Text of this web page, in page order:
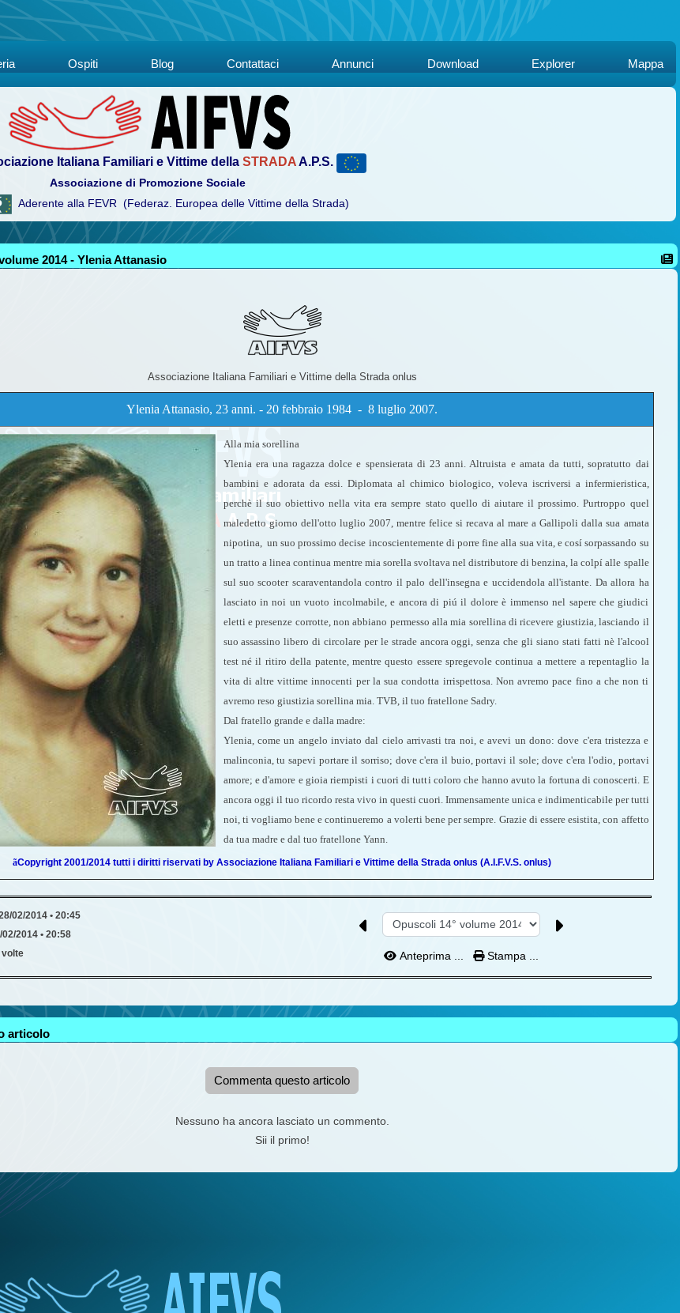
Ospiti Blog Contattaci Annunci Download Explorer Mappa
Italiana Familiari e Vittime della STRADAA.P.S.
Associazione di Promozione Sociale
Aderente alla FEVR (Federaz. Europea delle Vittime della Strada)
2014 - Ylenia Attanasio
Associazione Italiana Familiari e Vittime della Strada onlus
Ylenia Attanasio, 23 anni. - 20 febbraio 1984 - 8 luglio 2007.
Alla mia sorellina
Ylenia era una ragazza dolce e spensierata di 23 anni. Altruista e amata da tutti, sopratutto dai
bambini e adorata da essi. Diplomata al chimico biologico, voleva iscriversi a infermieristica,
perchè il suo obiettivo nella vita era sempre stato quello di aiutare il prossimo. Purtroppo quel
maledetto giorno dell'otto luglio 2007, mentre felice si recava al mare a Gallipoli dalla sua amata
nipotina, un suo prossimo decise incoscientemente di porre fine alla sua vita, e cosí sorpassando su
un tratto a linea continua mentre mia sorella svoltava nel distributore di benzina, la colpí alle spalle
sul suo scooter scaraventandola contro il palo dell'insegna e uccidendola all'istante. Da allora ha
lasciato in noi un vuoto incolmabile, e ancora di piú il dolore è immenso nel sapere che giudici
eletti e presenze corrotte, non abbiano permesso alla mia sorellina di ricevere giustizia, lasciando il
suo assassino libero di circolare per le strade ancora oggi, senza che gli siano stati fatti nè l'alcool
test né il ritiro della patente, mentre questo essere spregevole continua a mettere a repentaglio la
vita di altre vittime innocenti per la sua condotta irrispettosa. Non avremo pace fino a che non ti
avremo reso giustizia sorellina mia. TVB, il tuo fratellone Sadry.
Dal fratello grande e dalla madre:
Ylenia, come un angelo inviato dal cielo arrivasti tra noi, e avevi un dono: dove c'era tristezza e
malinconia, tu sapevi portare il sorriso; dove c'era il buio, portavi il sole; dove c'era l'odio, portavi
amore; e d'amore e gioia riempisti i cuori di tutti coloro che hanno avuto la fortuna di conoscerti. E
ancora oggi il tuo ricordo resta vivo in questi cuori. Immensamente unica e indimenticabile per tutti
noi, ti vogliamo bene e continueremo a volerti bene per sempre. Grazie di essere esistita, con affetto
da tua madre e dal tuo fratellone Yann.
ãCopyright 2001/2014 tutti i diritti riservati by Associazione Italiana Familiari e Vittime della Strada onlus (A.I.F.V.S. onlus)
02/2014 • 20:45
02/2014 • 20:58
volte Anteprima ... Stampa ...
articolo
Commenta questo articolo
Nessuno ha ancora lasciato un commento.
Sii il primo!